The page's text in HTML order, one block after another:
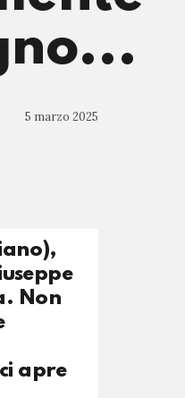
5 marzo 2025
Non
apre